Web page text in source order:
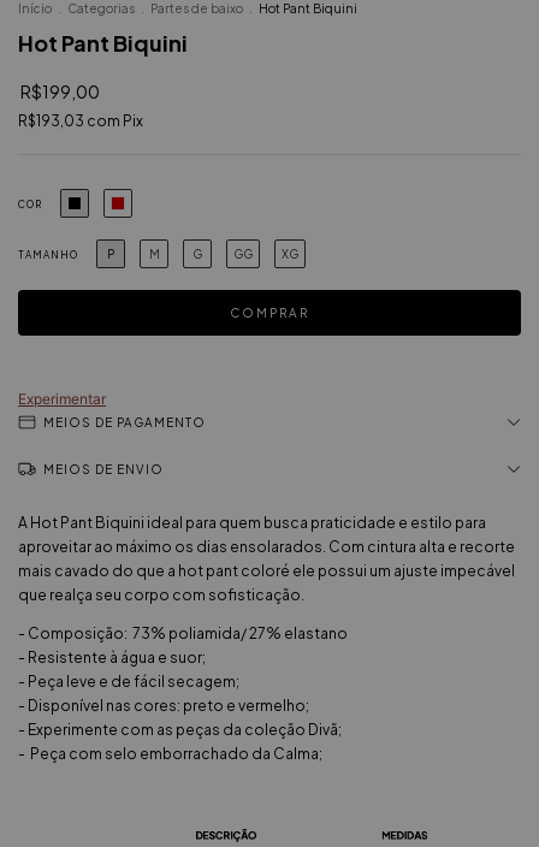
Início Categorias Partes de baixo Hot Pant Biquini
Hot Pant Biquini
R$199,00
R$193,03 com Pix
COR
TAMANHO P M G GG XG
Experimentar
MEIOS DE PAGAMENTO
MEIOS DE ENVIO
A Hot Pant Biquini ideal para quem busca praticidade e estilo para
aproveitar ao máximo os dias ensolarados. Com cintura alta e recorte
mais cavado do que a hot pant coloré ele possui um ajuste impecável
que realça seu corpo com sofisticação.
- Composição: 73% poliamida/ 27% elastano
- Resistente à água e suor;
- Peça leve e de fácil secagem;
- Disponível nas cores: preto e vermelho;
- Experimente com as peças da coleção Divã;
- Peça com selo emborrachado da Calma;